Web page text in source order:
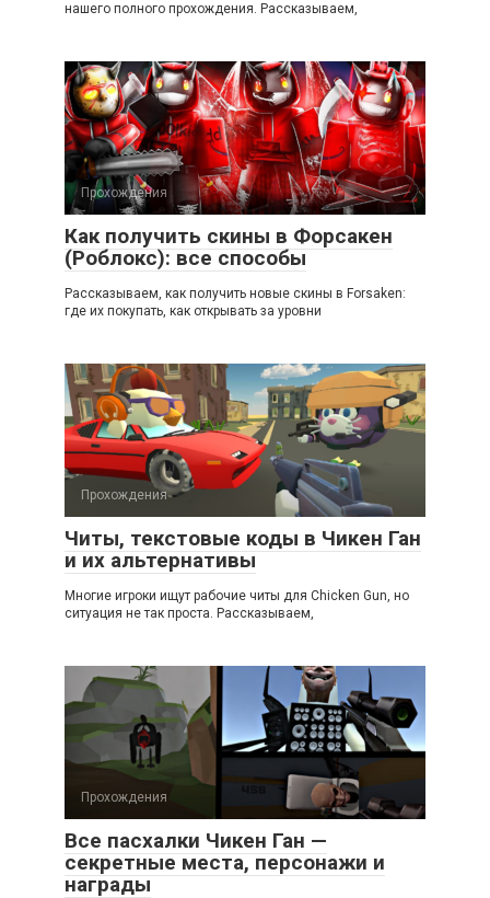
нашего полного прохождения. Рассказываем,
Прохождения
Как получить скины в Форсакен
(Роблокс): все способы
Рассказываем, как получить новые скины в Forsaken:
где их покупать, как открывать за уровни
Прохождения
Читы, текстовые коды в Чикен Ган
и их альтернативы
Многие игроки ищут рабочие читы для Chicken Gun, но
ситуация не так проста. Рассказываем,
Прохождения
Все пасхалки Чикен Ган —
секретные места, персонажи и
награды